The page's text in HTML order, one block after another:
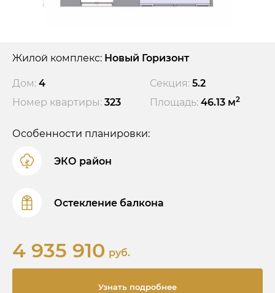
Жилой комплекс: Новый Горизонт
Дом: 4 Секция: 5.2
Номер квартиры: 323 Площадь: 46.13 м2
Особенности планировки:
ЭКО район
Остекление балкона
4 935 910 руб.
Узнать подробнее